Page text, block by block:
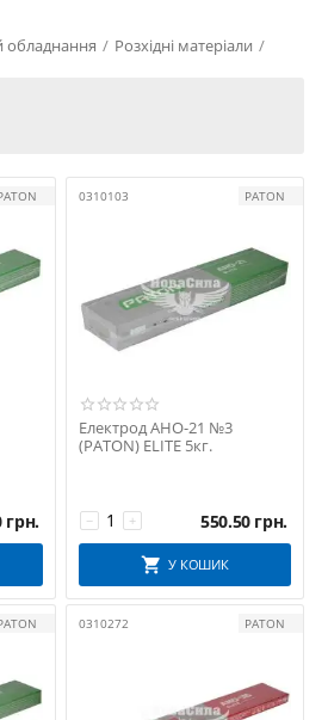
обладнання / Розхідні матеріали /
грн.
0310103 PATON
Електрод АНО-21 №3
(PATON) ELITE 5кг.
+
− 550.50 грн.
У КОШИК
0310272 PATON